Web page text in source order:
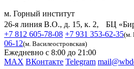
м. Горный институт
26-я линия В.О., д. 15, к. 2, БЦ
+7 812 605-78-08 +7 931 353-62-35(м.
06-12(м. Василеостровская)
Ежедневно с 8:00 до 21:00
MAX ВКонтакте Telegram